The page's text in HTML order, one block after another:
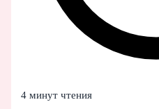
4 минут чтения